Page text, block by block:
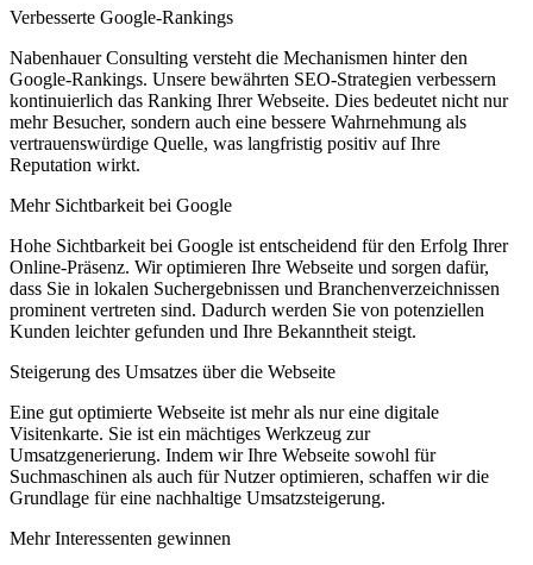
Verbesserte Google-Rankings
Nabenhauer Consulting versteht die Mechanismen hinter den
Google-Rankings. Unsere bewährten SEO-Strategien verbessern
kontinuierlich das Ranking Ihrer Webseite. Dies bedeutet nicht nur
mehr Besucher, sondern auch eine bessere Wahrnehmung als
vertrauenswürdige Quelle, was langfristig positiv auf Ihre
Reputation wirkt.
Mehr Sichtbarkeit bei Google
Hohe Sichtbarkeit bei Google ist entscheidend für den Erfolg Ihrer
Online-Präsenz. Wir optimieren Ihre Webseite und sorgen dafür,
dass Sie in lokalen Suchergebnissen und Branchenverzeichnissen
prominent vertreten sind. Dadurch werden Sie von potenziellen
Kunden leichter gefunden und Ihre Bekanntheit steigt.
Steigerung des Umsatzes über die Webseite
Eine gut optimierte Webseite ist mehr als nur eine digitale
Visitenkarte. Sie ist ein mächtiges Werkzeug zur
Umsatzgenerierung. Indem wir Ihre Webseite sowohl für
Suchmaschinen als auch für Nutzer optimieren, schaffen wir die
Grundlage für eine nachhaltige Umsatzsteigerung.
Mehr Interessenten gewinnen